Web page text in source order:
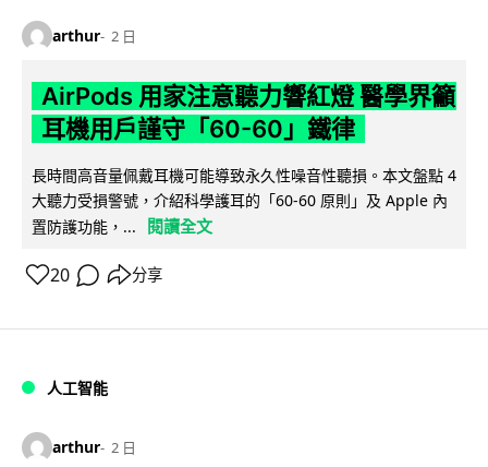
arthur 2 日
AirPods 用家注意聽力響紅燈 醫學界籲
耳機用戶謹守「60-60」鐵律
長時間高音量佩戴耳機可能導致永久性噪音性聽損。本文盤點 4
大聽力受損警號，介紹科學護耳的「60-60 原則」及 Apple 內
置防護功能，...
閱讀全文
20 分享
人工智能
arthur 2 日